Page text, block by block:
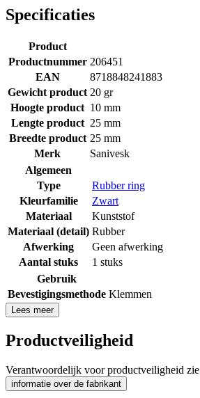
Specificaties
Product
Productnummer 206451
EAN
8718848241883
Gewicht product 20 gr
Hoogte product 10 mm
Lengte product 25 mm
Breedte product 25 mm
Merk
Sanivesk
Algemeen
Type
Rubber ring
Kleurfamilie
Zwart
Materiaal
Kunststof
Materiaal (detail) Rubber
Afwerking
Geen afwerking
Aantal stuks
1 stuks
Gebruik
Bevestigingsmethode Klemmen
Lees meer
Productveiligheid
Verantwoordelijk voor productveiligheid zie
informatie over de fabrikant